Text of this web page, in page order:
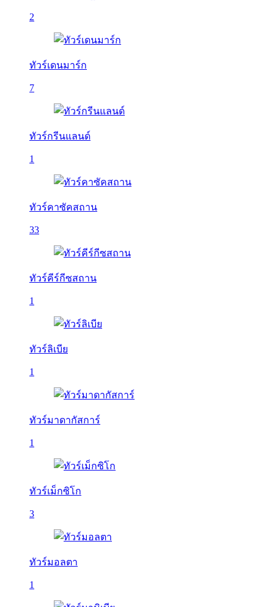
2
ทัวร์เดนมาร์ก
7
ทัวร์กรีนแลนด์
1
ทัวร์คาซัคสถาน
33
ทัวร์คีร์กีซสถาน
1
ทัวร์ลิเบีย
1
ทัวร์มาดากัสการ์
1
ทัวร์เม็กซิโก
3
ทัวร์มอลตา
1